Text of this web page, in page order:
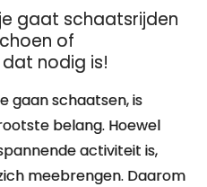
gaat schaatsrijden
of
nodig is!
gaan schaatsen, is
belang. Hoewel
activiteit is,
meebrengen. Daarom